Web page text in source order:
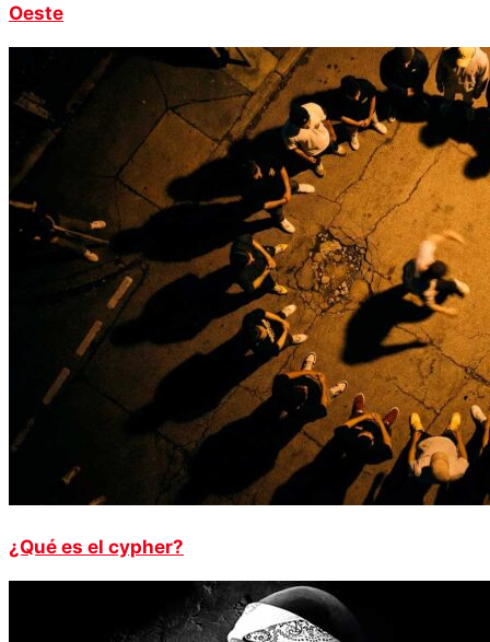
Oeste
¿Qué es el cypher?